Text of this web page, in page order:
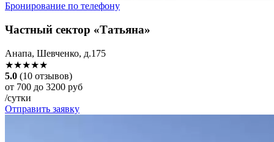
Бронирование по телефону
Частный сектор «Татьяна»
Анапа, Шевченко, д.175
★★★★★
5.0 (10 отзывов)
от 700 до 3200 руб
/сутки
Отправить заявку